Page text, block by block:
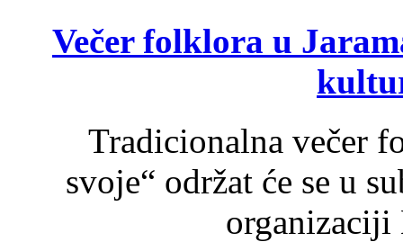
Večer folklora u
Tradicionalna večer
svoje“ održat će se u
organizaciji